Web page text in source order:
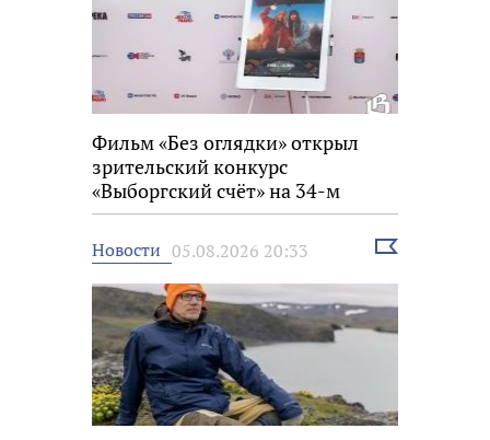
Фильм «Без оглядки» открыл
зрительский конкурс
«Выборгский счёт» на 34-м
фестивале «Окно в Европу»
Новости 05.08.2026 20:33
Выбрать